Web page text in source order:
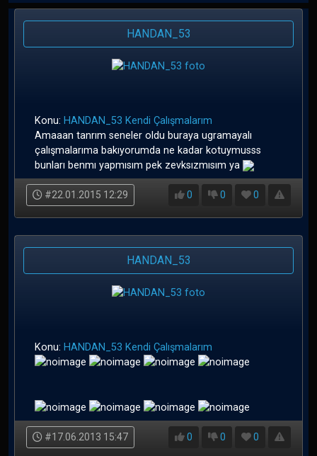
HANDAN_53
Konu: HANDAN_53 Kendi Çalışmalarım
Amaaan tanrım seneler oldu buraya ugramayalı
çalışmalarıma bakıyorumda ne kadar kotuymusss
bunları benmı yapmısım pek zevksızmısım ya
#22.01.2015 12:29 0 0 0
HANDAN_53
Konu: HANDAN_53 Kendi Çalışmalarım
#17.06.2013 15:47 0 0 0